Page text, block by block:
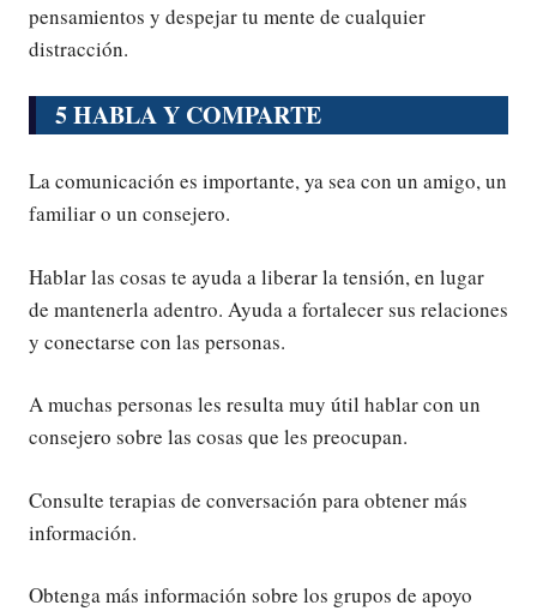
pensamientos y despejar tu mente de cualquier
distracción.
5 HABLA Y COMPARTE
La comunicación es importante, ya sea con un amigo, un
familiar o un consejero.
Hablar las cosas te ayuda a liberar la tensión, en lugar
de mantenerla adentro. Ayuda a fortalecer sus relaciones
y conectarse con las personas.
A muchas personas les resulta muy útil hablar con un
consejero sobre las cosas que les preocupan.
Consulte terapias de conversación para obtener más
información.
Obtenga más información sobre los grupos de apoyo